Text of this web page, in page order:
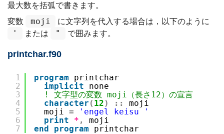
最大数を括弧で書きます。
変数
moji に文字列を代入する場合は，以下のように
' または " で囲みます。
printchar.f90
1
2
3
4
5
6
7
program
printchar
implicit
none
! 文字型の変数 moji（長さ12）の宣言
character ( 12) ::
moji
moji =
'engel keisu '
print
* ,
moji
end
program printchar